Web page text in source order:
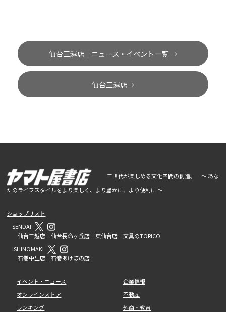
仙台三越店｜ニュース・イベント一覧 →
仙台三越店→
三世代が楽しめる文化空間の創造。 ～ あな
たのライフスタイルをより楽しく、より豊かに、より便利に ～
ショップリスト
SENDAI
仙台三越店
仙台長命ヶ丘店 東仙台店
文具のTORICO
ISHINOMAKI
石巻中里店
石巻あけぼの店
イベント・ニュース
オンラインストア
ランキング
企業情報
不動産
外商・教育